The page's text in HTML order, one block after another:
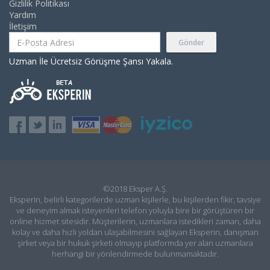
Gizlilik Politikası
Yardım
İletişim
Gönder
Uzman İle Ücretsiz Görüşme Şansı Yakala.
©2018 Eksper A.Ş.
Eksperin, belirli kategorilerde uzman kişilerle, bu kişilerden fikir, tavsiye
ve deneyim almak isteyenleri telefon yoluyla bire bir görüştüren bir
online hizmet sitesidir. Müşterilerin, uzmanlara istedikleri zaman, daha
kolay ve daha hızlı yoldan ulaşabilmesini sağlayan Eksperin, danışman
şirket veya bir hukuk şirketi olmayıp platformda yer alan uzmanlara
herhangi bir yönlendirmede bulunmamaktadır.